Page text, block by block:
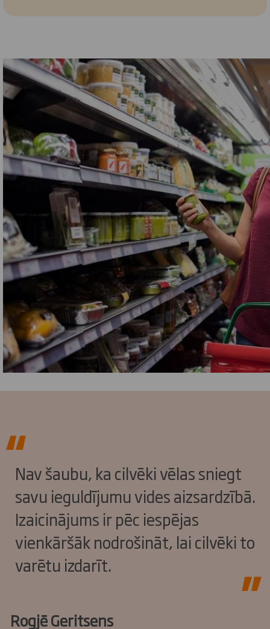
Nav šaubu, ka cilvēki vēlas sniegt
savu ieguldījumu vides aizsardzībā.
Izaicinājums ir pēc iespējas
vienkāršāk nodrošināt, lai cilvēki to
varētu izdarīt.
Rogjē Geritsens